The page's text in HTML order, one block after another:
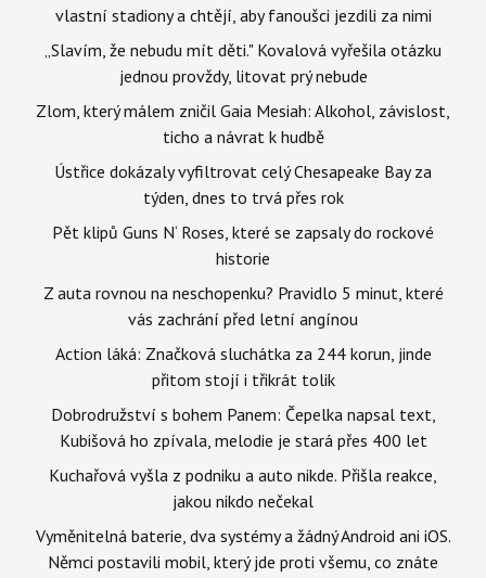
vlastní stadiony a chtějí, aby fanoušci jezdili za nimi
„Slavím, že nebudu mít děti." Kovalová vyřešila otázku
jednou provždy, litovat prý nebude
Zlom, který málem zničil Gaia Mesiah: Alkohol, závislost,
ticho a návrat k hudbě
Ústřice dokázaly vyfiltrovat celý Chesapeake Bay za
týden, dnes to trvá přes rok
Pět klipů Guns N‘ Roses, které se zapsaly do rockové
historie
Z auta rovnou na neschopenku? Pravidlo 5 minut, které
vás zachrání před letní angínou
Action láká: Značková sluchátka za 244 korun, jinde
přitom stojí i třikrát tolik
Dobrodružství s bohem Panem: Čepelka napsal text,
Kubišová ho zpívala, melodie je stará přes 400 let
Kuchařová vyšla z podniku a auto nikde. Přišla reakce,
jakou nikdo nečekal
Vyměnitelná baterie, dva systémy a žádný Android ani iOS.
Němci postavili mobil, který jde proti všemu, co znáte